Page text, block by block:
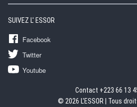
SUIVEZ L' ESSOR
Facebook
Twitter
Youtube
Contact +223 66 13
© 2026 L'ESSOR | Tous